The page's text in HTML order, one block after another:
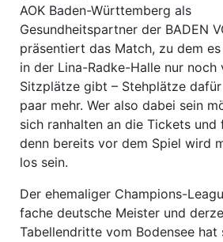
AOK Baden-Württemberg als
Gesundheitspartner der BADEN
präsentiert das Match, zu dem
in der Lina-Radke-Halle nur noch
Sitzplätze gibt – Stehplätze
paar mehr. Wer also dabei sein
sich ranhalten an die Tickets und
denn bereits vor dem Spiel wird
los sein.
Der ehemaliger Champions-
fache deutsche Meister und
Tabellendritte vom Bodensee hat